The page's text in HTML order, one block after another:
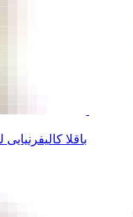
باقلا کالیفرنیایی